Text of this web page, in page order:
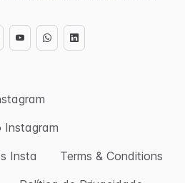
Instagram
Insta
Terms & Conditions